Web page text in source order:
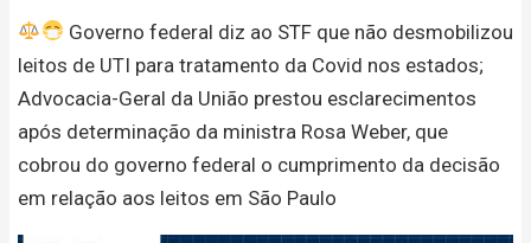
Governo federal diz ao STF que não desmobilizou
leitos de UTI para tratamento da Covid nos estados;
Advocacia-Geral da União prestou esclarecimentos
após determinação da ministra Rosa Weber, que
cobrou do governo federal o cumprimento da decisão
em relação aos leitos em São Paulo